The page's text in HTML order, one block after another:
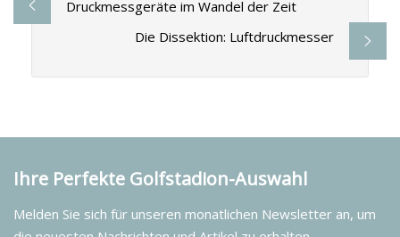
Druckmessgeräte im Wandel der Zeit
Die Dissektion: Luftdruckmesser
Ihre Perfekte Golfstadion-Auswahl
Melden Sie sich für unseren monatlichen Newsletter an, um